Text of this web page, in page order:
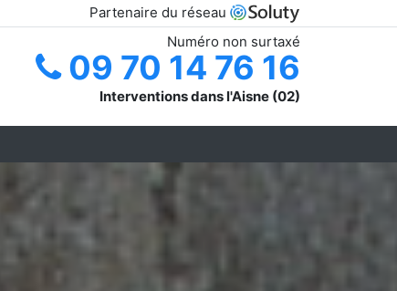
Partenaire du réseau
Numéro non surtaxé
09 70 14 76 16
Interventions dans l'Aisne (02)